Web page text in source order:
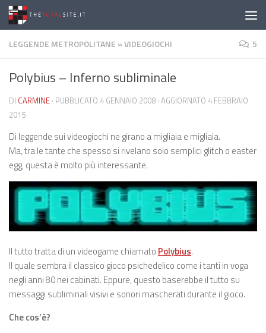
Salta al contenuto
LEGGENDE METROPOLITANE »VIDEOGIOCHI 5
Polybius – Inferno subliminale
DI CARMINE · PUBBLICATO 4 GENNAIO 2008 · AGGIORNATO 4 FEBBRAIO
2015
Di leggende sui videogiochi ne girano a migliaia e migliaia.
Ma, tra le tante che spesso si rivelano solo semplici glitch o easter
egg, questa è molto più interessante.
Il tutto tratta di un videogame chiamato Polybius.
Il quale sembra il classico gioco psichedelico come i tanti in voga
negli anni 80 nei cabinati. Eppure, questo baserebbe il tutto su
messaggi subliminali visivi e sonori mascherati durante il gioco.
Che cos’è?